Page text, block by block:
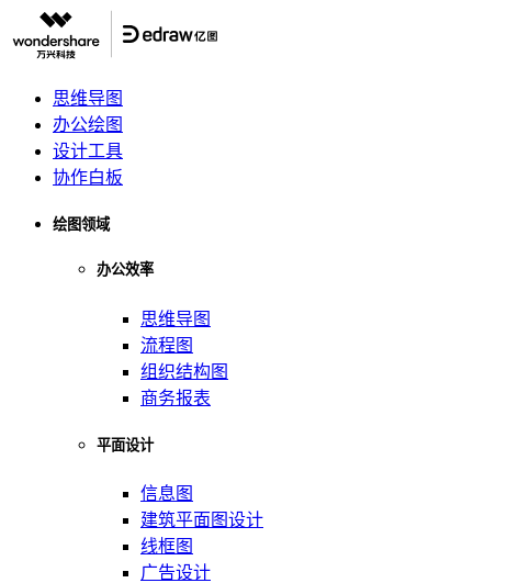
思维导图
办公绘图
设计工具
协作白板
绘图领域
办公效率
思维导图
流程图
组织结构图
商务报表
平面设计
信息图
建筑平面图设计
线框图
广告设计